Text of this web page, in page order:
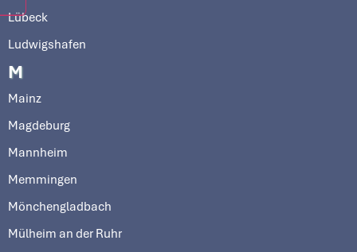
Lübeck
Ludwigshafen
M
Mainz
Magdeburg
Mannheim
Memmingen
Mönchengladbach
Mülheim an der Ruhr